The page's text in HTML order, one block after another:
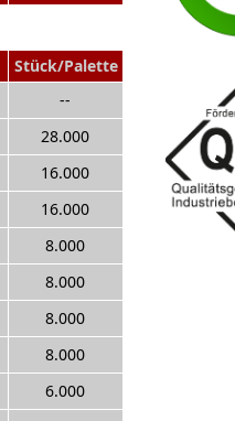
Stück/Palette
--
28.000
16.000
16.000
8.000
8.000
8.000
8.000
6.000